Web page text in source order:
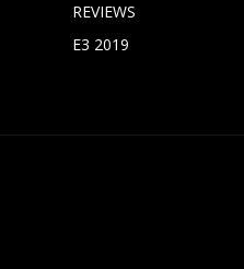
REVIEWS
E3 2019